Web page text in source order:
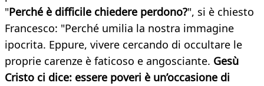
"Perché è difficile chiedere perdono?", si è chiesto
Francesco: "Perché umilia la nostra immagine
ipocrita. Eppure, vivere cercando di occultare le
proprie carenze è faticoso e angosciante. Gesù
Cristo ci dice: essere poveri è un’occasione di